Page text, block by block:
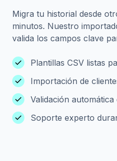
Migra tu historial desde
minutos. Nuestro
valida los campos clave
check Plantillas CSV listas
check Importación de
check Validación
check Soporte experto